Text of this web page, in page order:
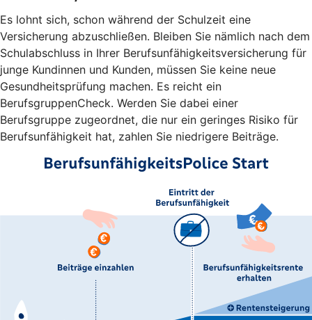
Es lohnt sich, schon während der Schulzeit eine
Versicherung abzuschließen. Bleiben Sie nämlich nach dem
Schulabschluss in Ihrer Berufsunfähigkeitsversicherung für
junge Kundinnen und Kunden, müssen Sie keine neue
Gesundheitsprüfung machen. Es reicht ein
BerufsgruppenCheck. Werden Sie dabei einer
Berufsgruppe zugeordnet, die nur ein geringes Risiko für
Berufsunfähigkeit hat, zahlen Sie niedrigere Beiträge.